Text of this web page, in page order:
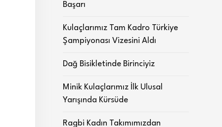
Başarı
Kulaçlarımız Tam Kadro Türkiye
Şampiyonası Vizesini Aldı
Dağ Bisikletinde Birinciyiz
Minik Kulaçlarımız İlk Ulusal
Yarışında Kürsüde
Ragbi Kadın Takımımızdan